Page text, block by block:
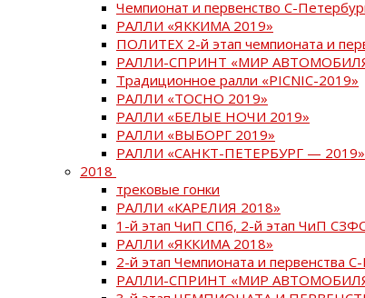
Чемпионат и первенство С-
РАЛЛИ «ЯККИМА 2019»
ПОЛИТЕХ 2-й этап чемпионата и
РАЛЛИ-СПРИНТ «МИР
Традиционное ралли «PICNIC-2019»
РАЛЛИ «ТОСНО 2019»
РАЛЛИ «БЕЛЫЕ НОЧИ 2019»
РАЛЛИ «ВЫБОРГ 2019»
РАЛЛИ «САНКТ-ПЕТЕРБУРГ — 2019»
2018
трековые гонки
РАЛЛИ «КАРЕЛИЯ 2018»
1-й этап ЧиП СПб, 2-й этап ЧиП
РАЛЛИ «ЯККИМА 2018»
2-й этап Чемпионата и первенства
РАЛЛИ-СПРИНТ «МИР